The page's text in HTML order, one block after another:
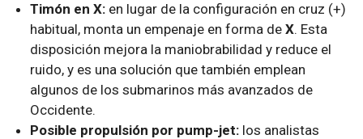
Timón en X: en lugar de la configuración en cruz (+)
habitual, monta un empenaje en forma deX. Esta
disposición mejora la maniobrabilidad y reduce el
ruido, y es una solución que también emplean
algunos de los submarinos más avanzados de
Occidente.
Posible propulsión por pump-jet: los analistas